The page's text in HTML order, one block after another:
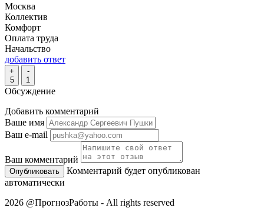
Москва
Коллектив
Комфорт
Оплата труда
Начальство
добавить ответ
+
5
-
1
Обсуждение
Добавить комментарий
Ваше имя
Ваш e-mail
Ваш комментарий
Комментарий будет опубликован
автоматически
2026 @ПрогнозРаботы - All rights reserved